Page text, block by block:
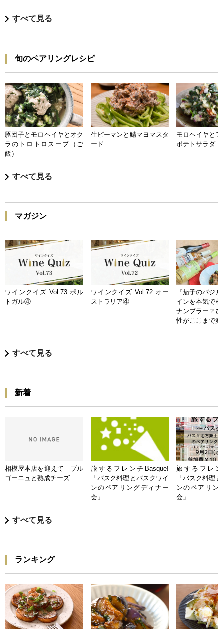
すべて見る
旬のペアリングレシピ
豚団子とモロヘイヤとオク
ラのトロトロスープ（ご
飯）
生ピーマンと鯖マヨマスタ
ード
モロヘイヤと
ポテトサラダ
すべて見る
マガジン
ワインクイズ Vol.73 ポル
トガル④
ワインクイズ Vol.72 オー
ストラリア④
『茄子のバジ
インを本気で
ナンプラー？
性がここまで
すべて見る
新着
相模屋本店を迎えて―ブル
ゴーニュと熟成チーズ
旅するフレンチBasque!
「バスク料理とバスクワイ
ンのペアリングディナー
会」
旅するフレン
「バスク料理
ンのペアリン
会」
すべて見る
ランキング